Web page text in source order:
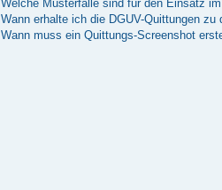
Welche Musterfälle sind für den Einsatz
Wann erhalte ich die DGUV-Quittungen zu
Wann muss ein Quittungs-Screenshot